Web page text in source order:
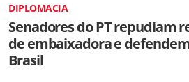
DIPLOMACIA
Senadores do PT repudiam
de embaixadora e
Brasil